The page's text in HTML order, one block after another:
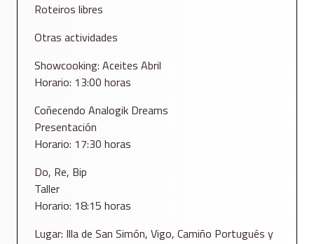
Roteiros libres
Otras actividades
Showcooking: Aceites Abril
Horario: 13:00 horas
Coñecendo Analogik Dreams
Presentación
Horario: 17:30 horas
Do, Re, Bip
Taller
Horario: 18:15 horas
Lugar: Illa de San Simón, Vigo, Camiño Portugués y